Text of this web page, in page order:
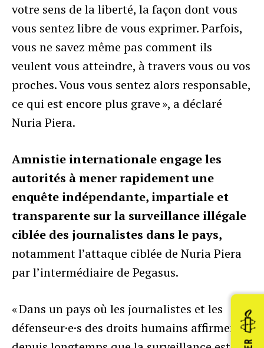
votre sens de la liberté, la façon dont vous
vous sentez libre de vous exprimer. Parfois,
vous ne savez même pas comment ils
veulent vous atteindre, à travers vous ou vos
proches. Vous vous sentez alors responsable,
ce qui est encore plus grave », a déclaré
Nuria Piera.
Amnistie internationale engage les
autorités à mener rapidement une
enquête indépendante, impartiale et
transparente sur la surveillance illégale
ciblée des journalistes dans le pays,
notamment l’attaque ciblée de Nuria Piera
par l’intermédiaire de Pegasus.
« Dans un pays où les journalistes et les
défenseur·e·s des droits humains affirment